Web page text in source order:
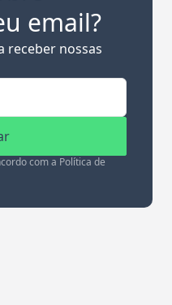
email?
receber nossas
com a Política de